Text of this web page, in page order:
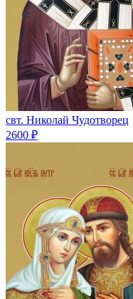
свт. Николай Чудотворец
2600 ₽